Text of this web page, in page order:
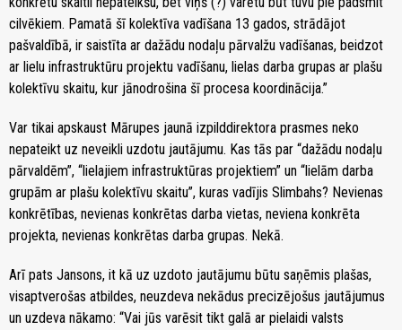
cilvēkiem. Pamatā šī kolektīva vadīšana 13 gados, strādājot
pašvaldībā, ir saistīta ar dažādu nodaļu pārvalžu vadīšanas, beidzot
ar lielu infrastruktūru projektu vadīšanu, lielas darba grupas ar plašu
kolektīvu skaitu, kur jānodrošina šī procesa koordinācija.”
Var tikai apskaust Mārupes jaunā izpilddirektora prasmes neko
nepateikt uz neveikli uzdotu jautājumu. Kas tās par “dažādu nodaļu
pārvaldēm”, “lielajiem infrastruktūras projektiem” un “lielām darba
grupām ar plašu kolektīvu skaitu”, kuras vadījis Slimbahs? Nevienas
konkrētības, nevienas konkrētas darba vietas, neviena konkrēta
projekta, nevienas konkrētas darba grupas. Nekā.
Arī pats Jansons, it kā uz uzdoto jautājumu būtu saņēmis plašas,
visaptverošas atbildes, neuzdeva nekādus precizējošus jautājumus
un uzdeva nākamo: “Vai jūs varēsit tikt galā ar pielaidi valsts